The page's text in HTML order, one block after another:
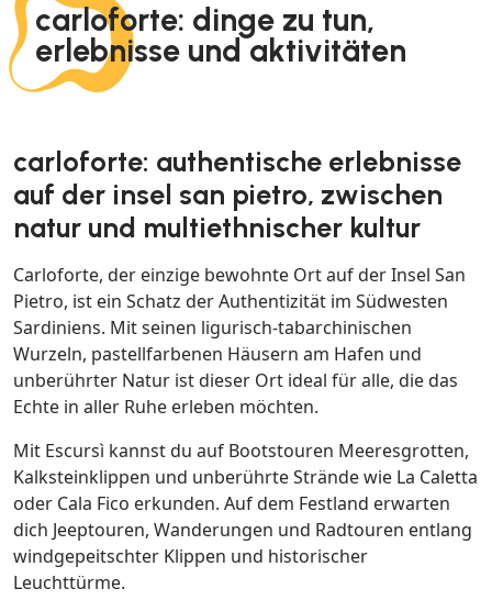
carloforte: dinge zu tun,
erlebnisse und aktivitäten
carloforte: authentische erlebnisse
auf der insel san pietro, zwischen
natur und multiethnischer kultur
Carloforte, der einzige bewohnte Ort auf der Insel San
Pietro, ist ein Schatz der Authentizität im Südwesten
Sardiniens. Mit seinen ligurisch-tabarchinischen
Wurzeln, pastellfarbenen Häusern am Hafen und
unberührter Natur ist dieser Ort ideal für alle, die das
Echte in aller Ruhe erleben möchten.
Mit Escursì kannst du auf Bootstouren Meeresgrotten,
Kalksteinklippen und unberührte Strände wie La Caletta
oder Cala Fico erkunden. Auf dem Festland erwarten
dich Jeeptouren, Wanderungen und Radtouren entlang
windgepeitschter Klippen und historischer
Leuchttürme.